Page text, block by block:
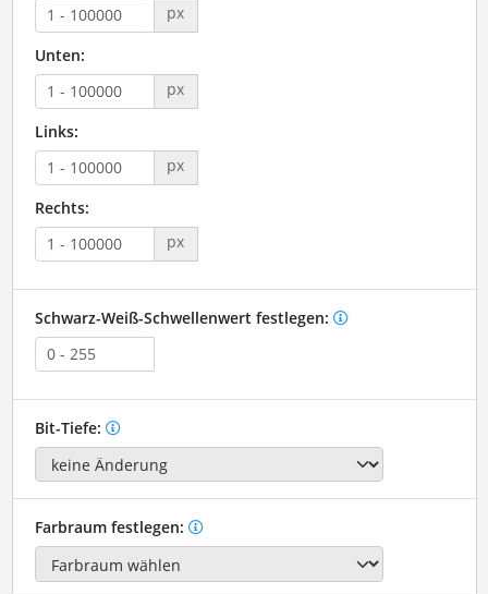
px
Unten:
px
Links:
px
Rechts:
px
Schwarz-Weiß-Schwellenwert festlegen:
Bit-Tiefe:
Farbraum festlegen: